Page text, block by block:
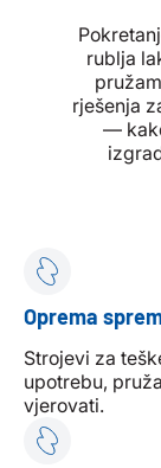
rublja
rješenja
—
Oprema
Strojevi za
upotrebu,
vjerovati.